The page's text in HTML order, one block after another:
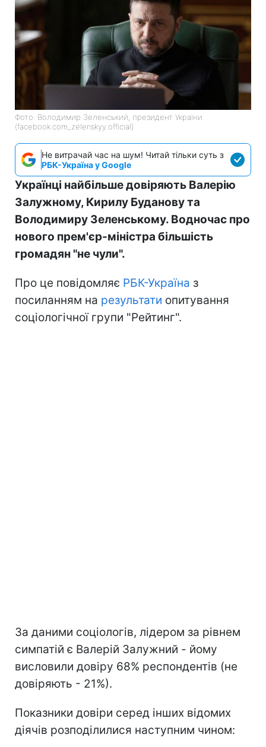
Фото: Володимир Зеленський, президент України
(facebook.com_zelenskyy.official)
Не витрачай час на шум! Читай тільки суть з
РБК-Україна у Google
Українці найбільше довіряють Валерію
Залужному, Кирилу Буданову та
Володимиру Зеленському. Водночас про
нового прем'єр-міністра більшість
громадян "не чули".
Про це повідомляє РБК-Україна з
посиланням на результати опитування
соціологічної групи "Рейтинг".
За даними соціологів, лідером за рівнем
симпатій є Валерій Залужний - йому
висловили довіру 68% респондентів (не
довіряють - 21%).
Показники довіри серед інших відомих
діячів розподілилися наступним чином: